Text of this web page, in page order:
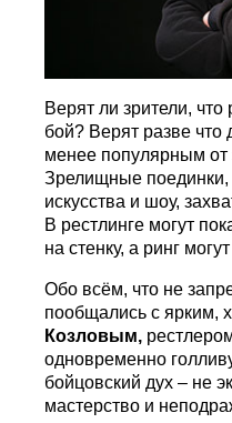
Верят ли зрители,
бой? Верят разве что
менее популярным от
Зрелищные
искусства и шоу,
В рестлинге могут
на стенку, а ринг
Обо всём, что не
пообщались с ярким,
Козловым,
одновременно
бойцовский дух – не
мастерство и